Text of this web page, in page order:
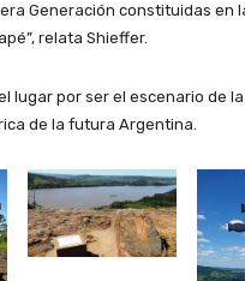
Generación constituidas en
relata Shieffer.
lugar por ser el escenario de
de la futura Argentina.